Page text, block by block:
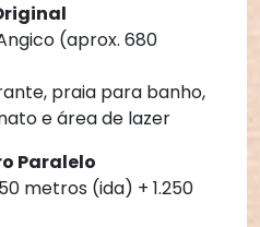
(aprox. 680
praia para banho,
e área de lazer
Paralelo
metros (ida) + 1.250